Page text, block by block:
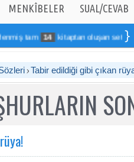
MENKÎBELER SUAL/CEVAB
tam 14 kitaptan oluşan seti online
Tabir edildiği gibi çıkan